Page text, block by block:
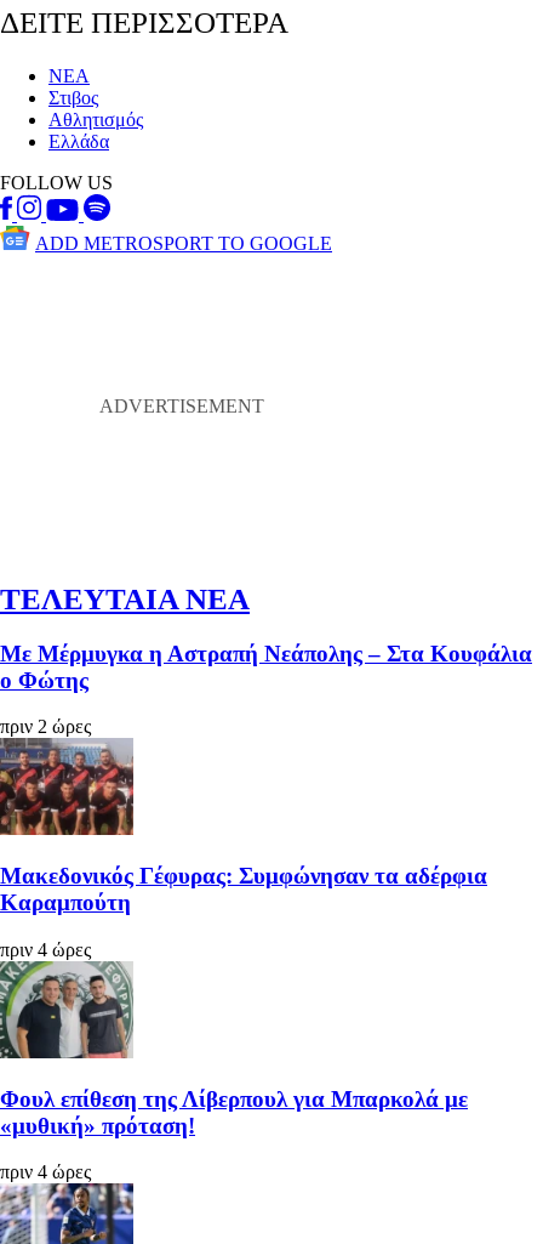
ΔΕΙΤΕ ΠΕΡΙΣΣΟΤΕΡΑ
ΝΕΑ
Στιβος
Αθλητισμός
Ελλάδα
FOLLOW US
ADD METROSPORT TO GOOGLE
ΤΕΛΕΥΤΑΙΑ ΝΕΑ
Με Μέρμυγκα η Αστραπή Νεάπολης – Στα Κουφάλια
ο Φώτης
πριν 2 ώρες
Μακεδονικός Γέφυρας: Συμφώνησαν τα αδέρφια
Καραμπούτη
πριν 4 ώρες
Φουλ επίθεση της Λίβερπουλ για Μπαρκολά με
«μυθική» πρόταση!
πριν 4 ώρες